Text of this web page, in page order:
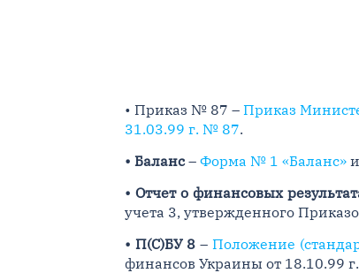
• Приказ № 87 –Приказ
31.03.99 г. № 87.
• Баланс– Форма № 1 «Баланс»
• Отчет о финансовых
учета 3, утвержденного
• П(С)БУ 8– Положение
финансов Украины от 18.10.99